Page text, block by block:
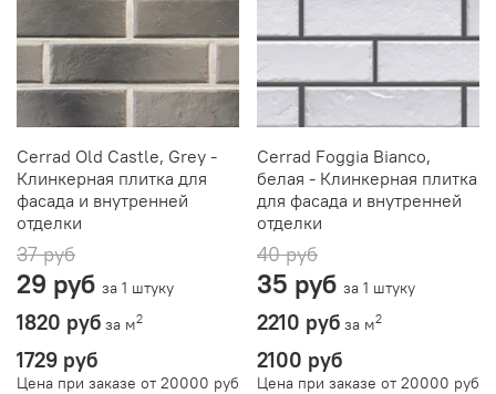
Cerrad Old Castle, Grey -
Клинкерная плитка для
фасада и внутренней
отделки
37 руб
29 руб за 1 штуку
1820 руб за м2
1729 руб
Цена при заказе от 20000 руб
Cerrad Foggia Bianco,
белая - Клинкерная плитка
для фасада и внутренней
отделки
40 руб
35 руб за 1 штуку
2210 руб за м2
2100 руб
Цена при заказе от 20000 руб